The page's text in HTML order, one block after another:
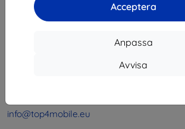
Acceptera
Anpassa
Avvisa
Shield-SK s.r.o.
46701494
Momsregistreringsnummer:SK2023549671
info@top4mobile.eu